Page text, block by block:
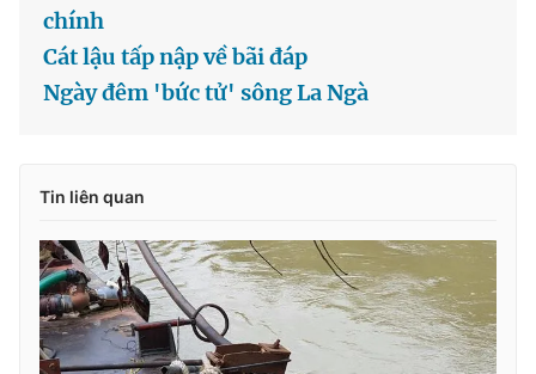
chính
Cát lậu tấp nập về bãi đáp
Ngày đêm 'bức tử' sông La Ngà
Tin liên quan